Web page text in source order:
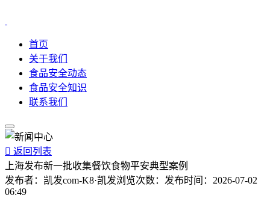
首页
关于我们
食品安全动态
食品安全知识
联系我们
 返回列表
上海发布新一批收集餐饮食物平安典型案例
发布者： 凯发com-K8·凯发浏览次数： 发布时间： 2026-07-02
06:49